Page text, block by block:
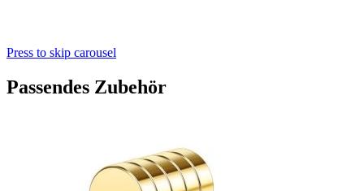
Press to skip carousel
Passendes Zubehör